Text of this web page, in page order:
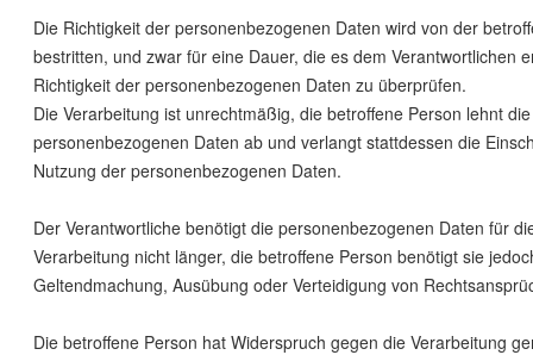
Die Richtigkeit der personenbezogenen Daten wird von der
bestritten, und zwar für eine Dauer, die es dem Verantwortlichen
Richtigkeit der personenbezogenen Daten zu überprüfen.
Die Verarbeitung ist unrechtmäßig, die betroffene Person lehnt
personenbezogenen Daten ab und verlangt stattdessen die
Nutzung der personenbezogenen Daten.
Der Verantwortliche benötigt die personenbezogenen Daten für
Verarbeitung nicht länger, die betroffene Person benötigt sie
Geltendmachung, Ausübung oder Verteidigung von
Die betroffene Person hat Widerspruch gegen die Verarbeitung